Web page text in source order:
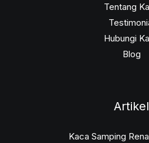
Tentang
Hubungi
Blog
Artikel
Kaca Samping